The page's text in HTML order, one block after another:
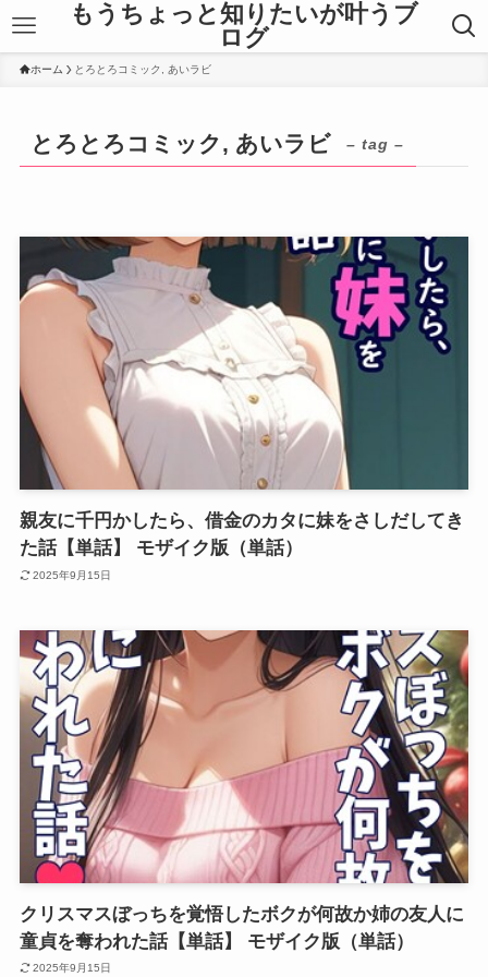
もうちょっと知りたいが叶うブ
ログ
ホーム とろとろコミック, あいラビ
とろとろコミック, あいラビ – tag –
親友に千円かしたら、借金のカタに妹をさしだしてき
た話【単話】 モザイク版（単話）
2025年9月15日
クリスマスぼっちを覚悟したボクが何故か姉の友人に
童貞を奪われた話【単話】 モザイク版（単話）
2025年9月15日